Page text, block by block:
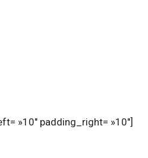
»10″ padding_right= »10″]